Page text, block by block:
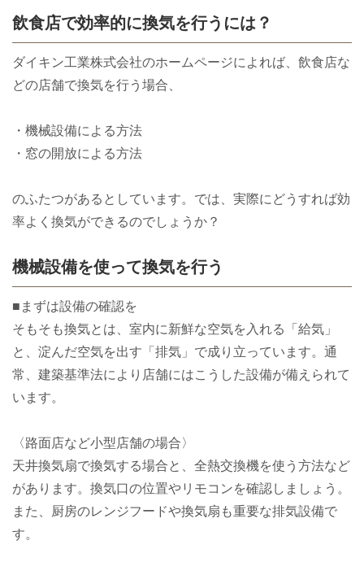
飲食店で効率的に換気を行うには？
ダイキン工業株式会社のホームページによれば、飲食店な
どの店舗で換気を行う場合、
・機械設備による方法
・窓の開放による方法
のふたつがあるとしています。では、実際にどうすれば効
率よく換気ができるのでしょうか？
機械設備を使って換気を行う
■まずは設備の確認を
そもそも換気とは、室内に新鮮な空気を入れる「給気」
と、淀んだ空気を出す「排気」で成り立っています。通
常、建築基準法により店舗にはこうした設備が備えられて
います。
〈路面店など小型店舗の場合〉
天井換気扇で換気する場合と、全熱交換機を使う方法など
があります。換気口の位置やリモコンを確認しましょう。
また、厨房のレンジフードや換気扇も重要な排気設備で
す。